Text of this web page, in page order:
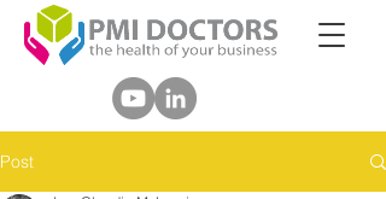
Post